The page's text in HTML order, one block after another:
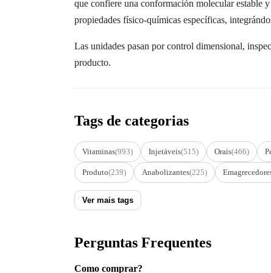
que confiere una conformación molecular estable
propiedades físico-químicas específicas,
Las unidades pasan por control dimensional,
producto.
Tags de categorias
Vitaminas(993) Injetáveis(515) Orais(466)
Produto(239) Anabolizantes(225)
Ver mais tags
Perguntas Frequentes
Como comprar?